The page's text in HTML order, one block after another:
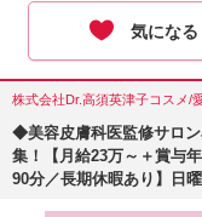
気になる
株式会社Dr.高須英津子コスメ/
◆美容皮膚科医監修サロ
集！【月給23万～＋賞与
90分／長期休暇あり】日